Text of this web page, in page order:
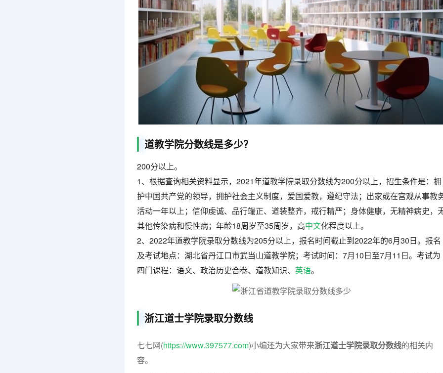
道教学院分数线是多少？
200分以上。
1、根据查询相关资料显示，2021年道教学院录取分数线为200分以上，招生条件是：拥
护中国共产党的领导，拥护社会主义制度，爱国爱教，遵纪守法；出家或在宫观从事教
活动一年以上；信仰虔诚、品行端正、道装整齐，戒行精严；身体健康，无精神病史，
其他传染病和慢性病；年龄18周岁至35周岁，高中文化程度以上。
2、2022年道教学院录取分数线为205分以上，报名时间截止到2022年的6月30日。报名
及考试地点：湖北省丹江口市武当山道教学院；考试时间：7月10日至7月11日。考试为
四门课程：语文、政治历史合卷、道教知识、 英语。
浙江道士学院录取分数线
七七网(https://www.397577.com)小编还为大家带来浙江道士学院录取分数线的相关内
容。